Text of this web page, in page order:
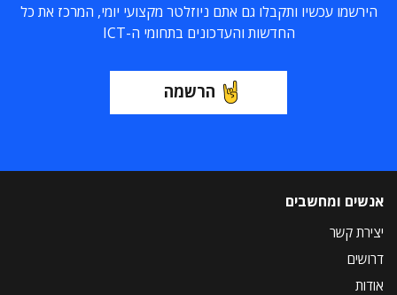
הירשמו עכשיו ותקבלו גם אתם ניוזלטר מקצועי יומי, המרכז את כל
החדשות והעדכונים בתחומי ה-ICT
הרשמה
אנשים ומחשבים
יצירת קשר
דרושים
אודות